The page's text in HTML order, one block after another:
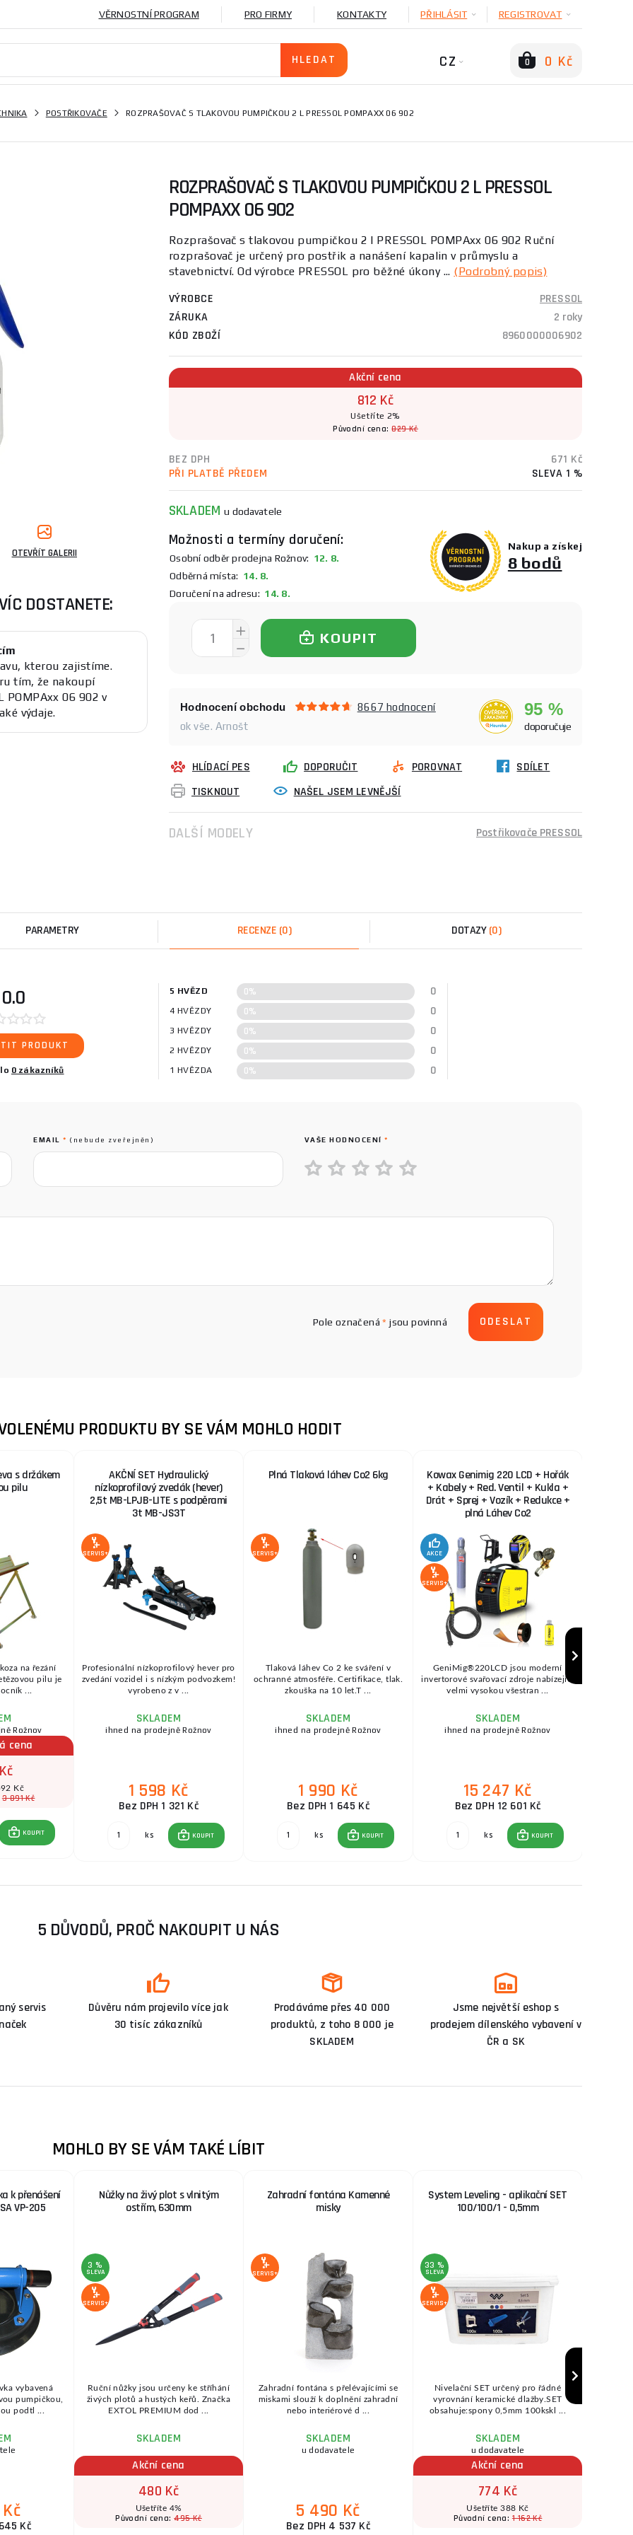
VĚRNOSTNÍ PROGRAM PRO FIRMY KONTAKTY PŘIHLÁSIT REGISTROVAT
CZ 0 0 Kč
POSTŘIKOVAČE ROZPRAŠOVAČ S TLAKOVOU PUMPIČKOU 2 L PRESSOL POMPAXX 06 902
OTEVŘÍT GALERII
DOSTANETE:
kterou zajistíme.
tím, že nakoupí
POMPAxx 06 902 v
výdaje.
ROZPRAŠOVAČ S TLAKOVOU PUMPIČKOU 2 L PRESSOL
POMPAXX 06 902
Rozprašovač s tlakovou pumpičkou 2 l PRESSOL POMPAxx 06 902 Ruční
rozprašovač je určený pro postřik a nanášení kapalin v průmyslu a
stavebnictví. Od výrobce PRESSOL pro běžné úkony ... (Podrobný popis)
VÝROBCE
PRESSOL
ZÁRUKA
2 roky
KÓD ZBOŽÍ
8960000006902
Akční cena
812 Kč
Ušetříte 2%
Původní cena:829 Kč
BEZ DPH
671 Kč
PŘI PLATBĚ PŘEDEM
SLEVA 1 %
SKLADEMu dodavatele
Možnosti a termíny doručení:
Osobní odběr prodejna Rožnov: 12. 8.
Odběrná místa: 14. 8.
Doručení na adresu: 14. 8.
Nakup a získej
8 bodů
KOUPIT
Hodnocení obchodu
8667 hodnocení
ok vše. Arnošt
95 %
doporučuje
HLÍDACÍ PES DOPORUČIT POROVNAT
SDÍLET
TISKNOUT
NAŠEL JSEM LEVNĚJŠÍ
DALŠÍ MODELY Postřikovače PRESSOL
PARAMETRY RECENZE (0) DOTAZY (0)
0.0
PRODUKT
0 zákazníků
5 HVĚZD 0% 0
4 HVĚZDY 0% 0
3 HVĚZDY 0% 0
2 HVĚZDY 0% 0
1 HVĚZDA 0% 0
EMAIL* (nebude zveřejněn) VAŠE HODNOCENÍ*
Pole označená* jsou povinná
PRODUKTU BY SE VÁM MOHLO HODIT
s držákem
pilu
na řezání
pilu je
...
Rožnov
cena
Kč
3 891 Kč
KOUPIT
AKČNÍ SET Hydraulický
nízkoprofilový zvedák (hever)
2,5t MB-LPJB-LITE s podpěrami
3t MB-JS3T
SERVIS+
Profesionální nízkoprofilový hever pro
zvedání vozidel i s nízkým podvozkem!
vyrobeno z v ...
SKLADEM
ihned na prodejně Rožnov
1 598 Kč
Bez DPH 1 321 Kč
ks KOUPIT
Plná Tlaková láhev Co2 6kg
SERVIS+
Tlaková láhev Co 2 ke sváření v
ochranné atmosféře. Certifikace, tlak.
zkouška na 10 let.T ...
SKLADEM
ihned na prodejně Rožnov
1 990 Kč
Bez DPH 1 645 Kč
ks KOUPIT
Kowax Genimig 220 LCD + Hořák
+ Kabely + Red. Ventil + Kukla +
Drát + Sprej + Vozík + Redukce +
plná Láhev Co2
AKCE
SERVIS+
GeniMig®220LCD jsou moderní
invertorové svařovací zdroje nabízející
velmi vysokou všestran ...
SKLADEM
ihned na prodejně Rožnov
15 247 Kč
Bez DPH 12 601 Kč
ks KOUPIT
5 DŮVODŮ, PROČ NAKOUPIT U NÁS
servis
Důvěru nám projevilo více jak
30 tisíc zákazníků
Prodáváme přes 40 000
produktů, z toho 8 000 je
SKLADEM
Jsme největší eshop s
prodejem dílenského vybavení v
ČR a SK
MOHLO BY SE VÁM TAKÉ LÍBIT
k přenášení
VP-205
vybavená
pumpičkou,
podtl ...
Kč
Nůžky na živý plot s vlnitým
ostřím, 630mm
3 %
SLEVA
SERVIS+
Ruční nůžky jsou určeny ke stříhání
živých plotů a hustých keřů. Značka
EXTOL PREMIUM dod ...
SKLADEM
Akční cena
480 Kč
Ušetříte 4%
Původní cena:495 Kč
Zahradní fontána Kamenné
misky
SERVIS+
Zahradní fontána s přelévajícími se
miskami slouží k doplnění zahradní
nebo interiérové d ...
SKLADEM
u dodavatele
5 490 Kč
Bez DPH 4 537 Kč
System Leveling - aplikační SET
100/100/1 - 0,5mm
33 %
SLEVA
SERVIS+
Nivelační SET určený pro řádné
vyrovnání keramické dlažby.SET
obsahuje:spony 0,5mm 100kskl ...
SKLADEM
u dodavatele
Akční cena
774 Kč
Ušetříte 388 Kč
Původní cena:1 162 Kč